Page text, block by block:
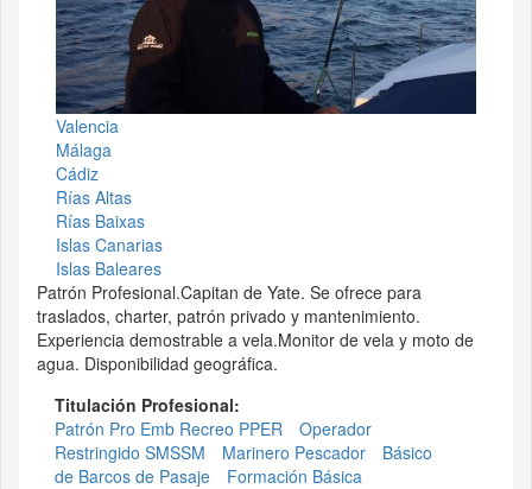
Valencia
Málaga
Cádiz
Rías Altas
Rías Baixas
Islas Canarias
Islas Baleares
Patrón Profesional.Capitan de Yate. Se ofrece para
traslados, charter, patrón privado y mantenimiento.
Experiencia demostrable a vela.Monitor de vela y moto de
agua. Disponibilidad geográfica.
Titulación Profesional:
Patrón Pro Emb Recreo PPER
Operador
Restringido SMSSM
Marinero Pescador
Básico
de Barcos de Pasaje
Formación Básica